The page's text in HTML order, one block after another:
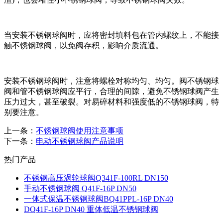
当安装不锈钢球阀时，应将密封填料包在管内螺纹上，不能接
触不锈钢球阀，以免阀存积，影响介质流通。
安装不锈钢球阀时，注意将螺栓对称均匀、均匀。阀不锈钢球
阀和管不锈钢球阀应平行，合理的间隙，避免不锈钢球阀产生
压力过大，甚至破裂。对易碎材料和强度低的不锈钢球阀，特
别要注意。
上一条： 不锈钢球阀使用注意事项
下一条： 电动不锈钢球阀产品说明
热门产品
不锈钢高压涡轮球阀Q341F-100RL DN150
手动不锈钢球阀 Q41F-16P DN50
一体式保温不锈钢球阀BQ41PPL-16P DN40
DQ41F-16P DN40 重体低温不锈钢球阀